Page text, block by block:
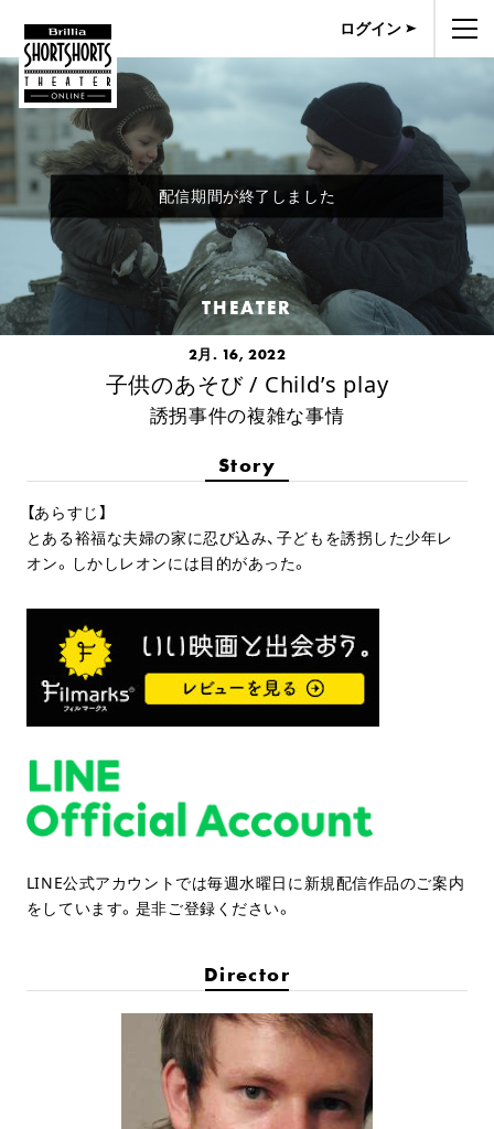
ログイン
配信期間が終了しました
THEATER
2月. 16, 2022
子供のあそび / Child’s play
誘拐事件の複雑な事情
Story
【あらすじ】
とある裕福な夫婦の家に忍び込み、子どもを誘拐した少年レ
オン。しかしレオンには目的があった。
LINE公式アカウントでは毎週水曜日に新規配信作品のご案内
をしています。是非ご登録ください。
Director